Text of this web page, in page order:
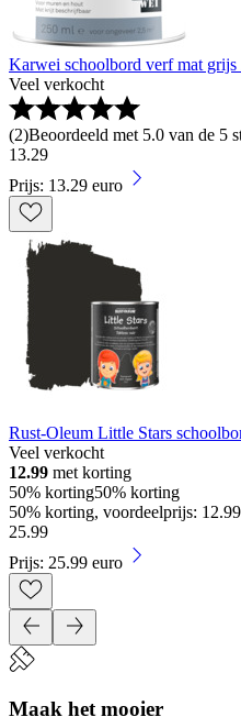
Karwei schoolbord verf mat grijs
Veel verkocht
(2)Beoordeeld met 5.0 van de 5
13.29
Prijs: 13.29 euro
Rust-Oleum Little Stars
Veel verkocht
12.99 met korting
50% korting50% korting
50% korting, voordeelprijs:
25.99
Prijs: 25.99 euro
Maak het mooier